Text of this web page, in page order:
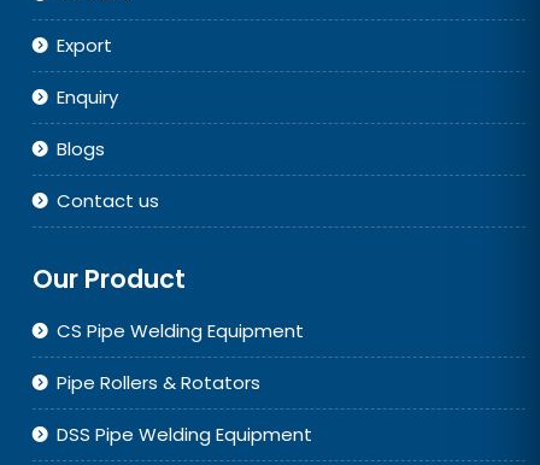
Export
Enquiry
Blogs
Contact us
Our Product
CS Pipe Welding Equipment
Pipe Rollers & Rotators
DSS Pipe Welding Equipment